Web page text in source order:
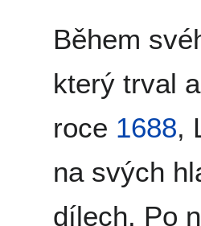
Během
který trval
roce 1688,
na svých
dílech. Po